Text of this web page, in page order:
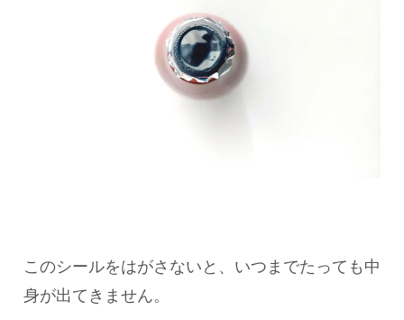
このシールをはがさないと、いつまでたっても中
身が出てきません。